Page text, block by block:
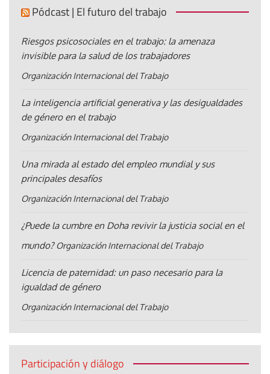
Pódcast | El futuro del trabajo
Riesgos psicosociales en el trabajo: la amenaza
invisible para la salud de los trabajadores
Organización Internacional del Trabajo
La inteligencia artificial generativa y las desigualdades
de género en el trabajo
Organización Internacional del Trabajo
Una mirada al estado del empleo mundial y sus
principales desafíos
Organización Internacional del Trabajo
¿Puede la cumbre en Doha revivir la justicia social en el
mundo? Organización Internacional del Trabajo
Licencia de paternidad: un paso necesario para la
igualdad de género
Organización Internacional del Trabajo
Participación y diálogo